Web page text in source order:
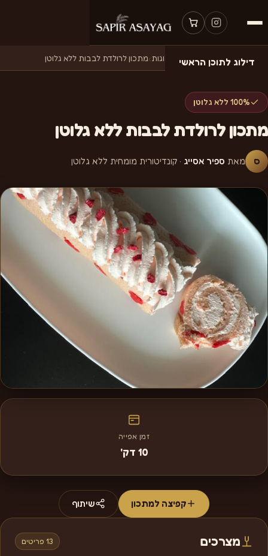
דילוג לתוכן הראשי
דף הבית›מתכונים ›מתכונים לעוגות›מתכון לרולדת לבבות ללא גלוטן
100% ללא גלוטן
מתכון לרולדת לבבות ללא גלוטן
ס מאת ספיר אסייג · קונדיטורית מומחית ללא גלוטן
זמן אפייה
10 דק'
קפיצה למתכון שיתוף
מצרכים 13 פריטים